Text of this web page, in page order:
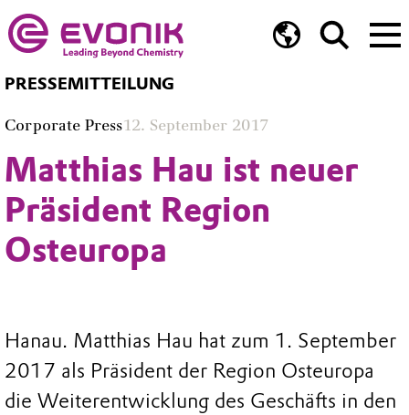
PRESSEMITTEILUNG
Corporate Press12. September 2017
Matthias Hau ist neuer
Präsident Region
Osteuropa
Hanau. Matthias Hau hat zum 1. September
2017 als Präsident der Region Osteuropa
die Weiterentwicklung des Geschäfts in den